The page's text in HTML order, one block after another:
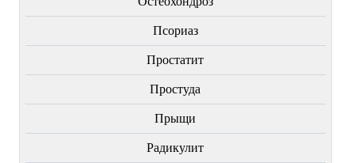
Пcориаз
Простатит
Простуда
Прыщи
Радикулит